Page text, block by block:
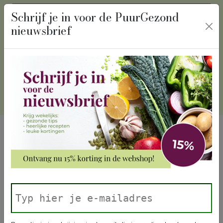
recept algemeen
Schrijf je in voor de PuurGezond
nieuwsbrief